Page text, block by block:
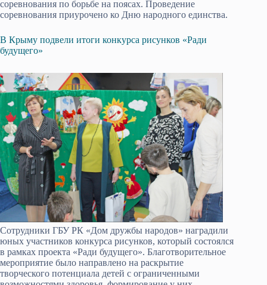
соревнования по борьбе на поясах. Проведение
соревнования приурочено ко Дню народного единства.
В Крыму подвели итоги конкурса рисунков «Ради
будущего»
Сотрудники ГБУ РК «Дом дружбы народов» наградили
юных участников конкурса рисунков, который состоялся
в рамках проекта «Ради будущего». Благотворительное
мероприятие было направлено на раскрытие
творческого потенциала детей с ограниченными